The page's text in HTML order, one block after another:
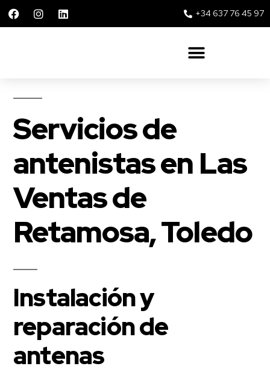
+34 637 76 45 97
Servicios de
antenistas en Las
Ventas de
Retamosa, Toledo
Instalación y
reparación de
antenas